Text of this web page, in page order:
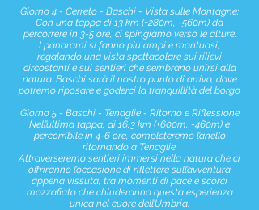
Giorno 4 - Cerreto - Baschi - Vista sulle Montagne:
Con una tappa di 13 km (+280m, -560m) da
percorrere in 3-5 ore, ci spingiamo verso le alture.
I panorami si fanno più ampi e montuosi,
regalando una vista spettacolare sui rilievi
circostanti e sui sentieri che sembrano unirsi alla
natura. Baschi sarà il nostro punto di arrivo, dove
potremo riposare e goderci la tranquillità del borgo.
Giorno 5 - Baschi - Tenaglie - Ritorno e Riflessione
Nell’ultima tappa, di 16,3 km (+600m, -460m) e
percorribile in 4-6 ore, completeremo l’anello
ritornando a Tenaglie.
Attraverseremo sentieri immersi nella natura che ci
offriranno l’occasione di riflettere sull’avventura
appena vissuta, tra momenti di pace e scorci
mozzafiato che chiuderanno questa esperienza
unica nel cuore dell’Umbria.